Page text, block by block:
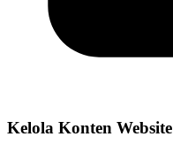
Kelola Konten Website